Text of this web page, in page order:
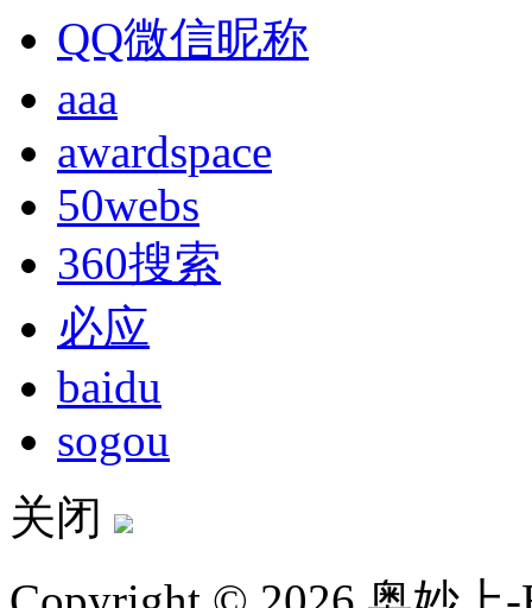
QQ微信昵称
aaa
awardspace
50webs
360搜索
必应
baidu
sogou
关闭